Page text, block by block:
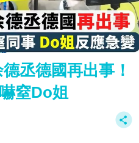
丞德國再出事！
窒Do姐